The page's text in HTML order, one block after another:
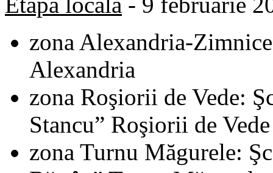
zona Alexandria-
Alexandria
zona Roşiorii de Vede:
Stancu” Roşiorii de Vede
zona Turnu Măgurele: